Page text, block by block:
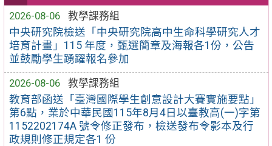
2026-08-06
教學課務組
中央研究院檢送「中央研究院高中生命科學研究人才
培育計畫」115 年度，甄選簡章及海報各1份，公告
並鼓勵學生踴躍報名參加
2026-08-06
教學課務組
教育部函送「臺灣國際學生創意設計大賽實施要點」
第6點，業於中華民國115年8月4日以臺教高(一)字第
1152202174A 號令修正發布，檢送發布令影本及行
政規則修正規定各1 份